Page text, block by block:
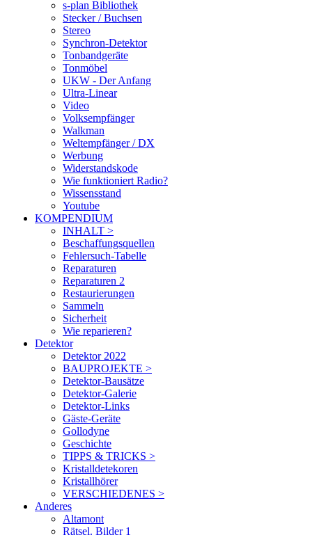
s-plan Bibliothek
Stecker / Buchsen
Stereo
Synchron-Detektor
Tonbandgeräte
Tonmöbel
UKW - Der Anfang
Ultra-Linear
Video
Volksempfänger
Walkman
Weltempfänger / DX
Werbung
Widerstandskode
Wie funktioniert Radio?
Wissensstand
Youtube
KOMPENDIUM
INHALT >
Beschaffungsquellen
Fehlersuch-Tabelle
Reparaturen
Reparaturen 2
Restaurierungen
Sammeln
Sicherheit
Wie reparieren?
Detektor
Detektor 2022
BAUPROJEKTE >
Detektor-Bausätze
Detektor-Galerie
Detektor-Links
Gäste-Geräte
Gollodyne
Geschichte
TIPPS & TRICKS >
Kristalldetekoren
Kristallhörer
VERSCHIEDENES >
Anderes
Altamont
Rätsel. Bilder 1